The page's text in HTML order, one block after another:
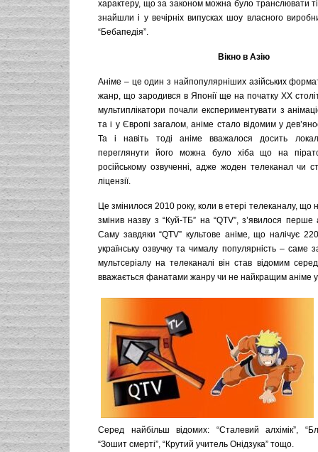
характеру, що за законом можна було транслювати
знайшли і у вечірніх випусках шоу власного
“Бебапедія”.
Вікно в Азію
Аніме – це один з найпопулярніших азійських
жанр, що зародився в Японії ще на початку ХХ
мультиплікатори почали експериментувати з
та і у Європі загалом, аніме стало відомим у
Та і навіть тоді аніме вважалося досить
переглянути його можна було хіба що на
російському озвученні, адже жоден телеканал чи
ліцензії.
Це змінилося 2010 року, коли в етері телеканалу, що
змінив назву з “Куй-ТБ” на “QTV”, з’явилося перше
Саму завдяки “QTV” культове аніме, що налічує
українську озвучку та чималу популярність – саме
мультсеріалу на телеканалі він став відомим серед
вважається фанатами жанру чи не найкращим аніме
Серед найбільш відомих: “Сталевий алхімік”,
“Зошит смерті”, “Крутий учитель Онідзука” тощо.